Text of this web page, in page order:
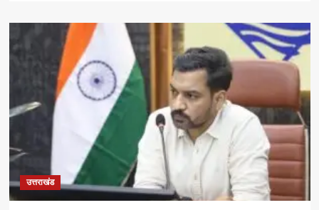
उत्तराखंड